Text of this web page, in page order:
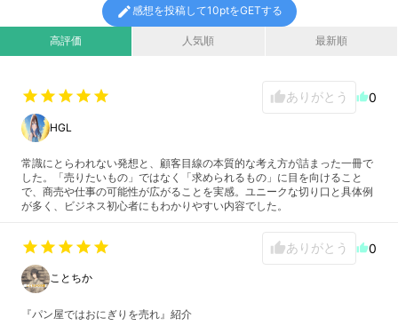
高評価 人気順 最新順
edit感想を投稿して10ptをGETする
star star star star star thumb_upありがとう thumb_up0
HGL
常識にとらわれない発想と、顧客目線の本質的な考え方が詰まった一冊で
した。「売りたいもの」ではなく「求められるもの」に目を向けること
で、商売や仕事の可能性が広がることを実感。ユニークな切り口と具体例
が多く、ビジネス初心者にもわかりやすい内容でした。
star star star star star thumb_upありがとう thumb_up0
ことちか
『パン屋ではおにぎりを売れ』紹介